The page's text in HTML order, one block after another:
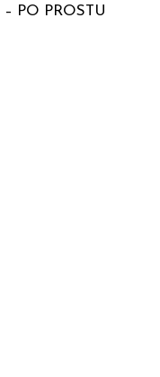
PO PROSTU